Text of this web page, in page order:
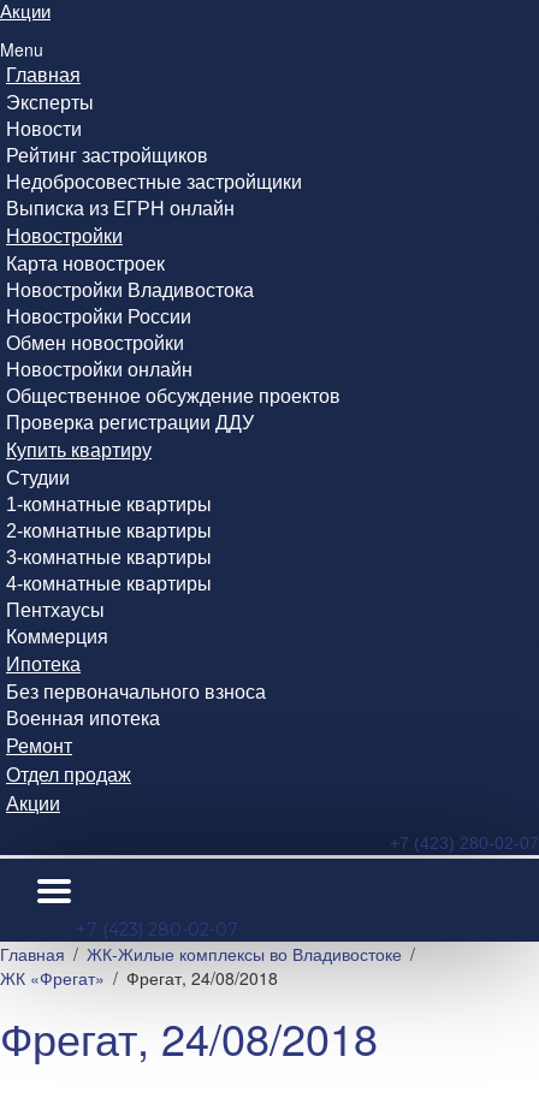
Акции
Menu
Главная
Эксперты
Новости
Рейтинг застройщиков
Недобросовестные застройщики
Выписка из ЕГРН онлайн
Новостройки
Карта новостроек
Новостройки Владивостока
Новостройки России
Обмен новостройки
Новостройки онлайн
Общественное обсуждение проектов
Проверка регистрации ДДУ
Купить квартиру
Студии
1-комнатные квартиры
2-комнатные квартиры
3-комнатные квартиры
4-комнатные квартиры
Пентхаусы
Коммерция
Ипотека
Без первоначального взноса
Военная ипотека
Ремонт
Отдел продаж
Акции
+7 (423) 280-02-07
+7 (423) 280-02-07
Главная
ЖК-Жилые комплексы во Владивостоке
ЖК «Фрегат»
Фрегат, 24/08/2018
Фрегат, 24/08/2018